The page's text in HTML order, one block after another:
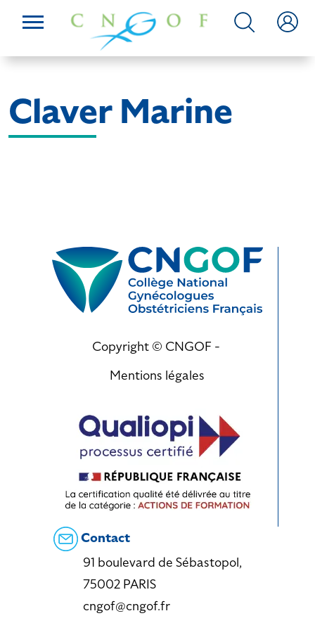
Claver Marine
Copyright © CNGOF -
Mentions légales
Contact
91 boulevard de Sébastopol,
75002 PARIS
cngof@cngof.fr